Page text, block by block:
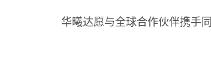
华曦达愿与全球合作伙伴携手